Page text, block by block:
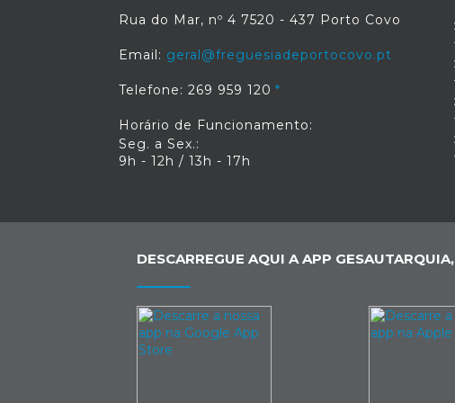
Rua do Mar, nº 4 7520 - 437 Porto Covo
Email: geral@freguesiadeportocovo.pt
Telefone: 269 959 120
Horário de Funcionamento:
Seg. a Sex.:
9h - 12h / 13h - 17h
DESCARREGUE AQUI A APP GESAUTARQUIA,